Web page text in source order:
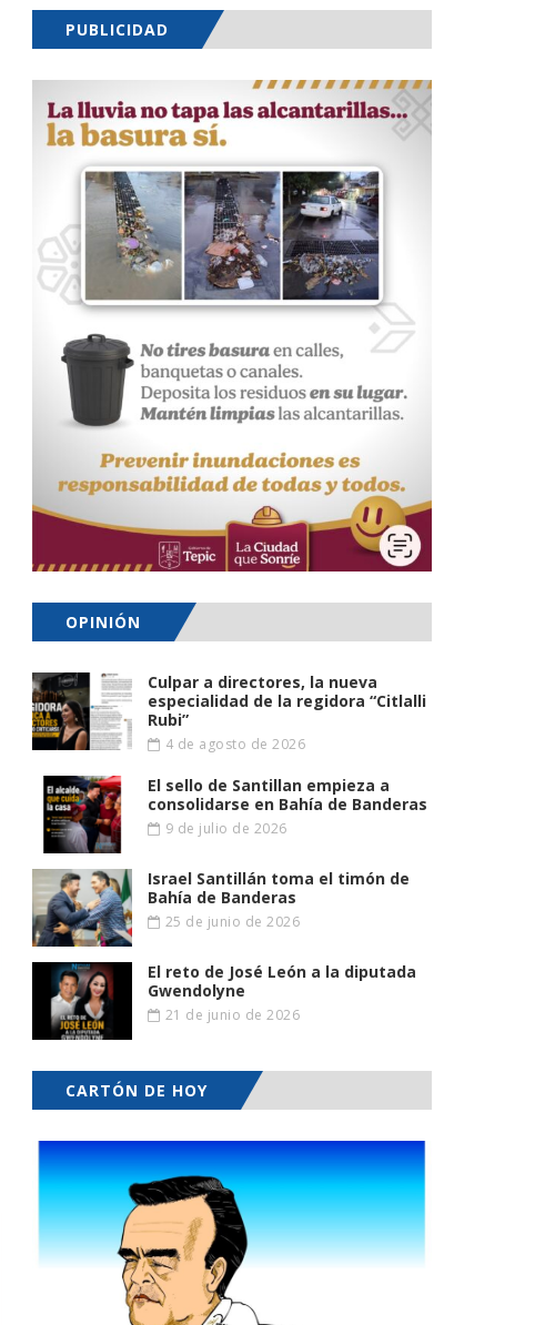
PUBLICIDAD
OPINIÓN
Culpar a directores, la nueva
especialidad de la regidora “Citlalli
Rubi”
4 de agosto de 2026
El sello de Santillan empieza a
consolidarse en Bahía de Banderas
9 de julio de 2026
Israel Santillán toma el timón de
Bahía de Banderas
25 de junio de 2026
El reto de José León a la diputada
Gwendolyne
21 de junio de 2026
CARTÓN DE HOY